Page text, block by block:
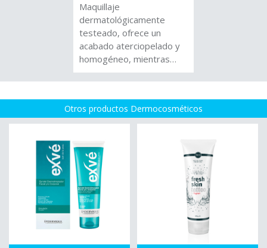
Maquillaje
dermatológicamente
testeado, ofrece un
acabado aterciopelado y
homogéneo, mientras
brinda protección solar.
Polvos Compactos 100%
Mineral con pantalla y
filtro solar. No
comedogénico Textura de
espejo y práctico pomito
aplicador.
Otros productos Dermocosméticos